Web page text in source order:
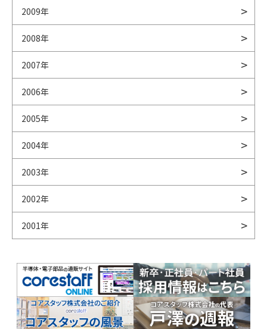
2009年
2008年
2007年
2006年
2005年
2004年
2003年
2002年
2001年